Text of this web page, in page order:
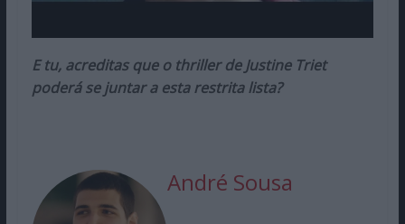
E tu, acreditas que o thriller de Justine Triet
poderá se juntar a esta restrita lista?
André Sousa